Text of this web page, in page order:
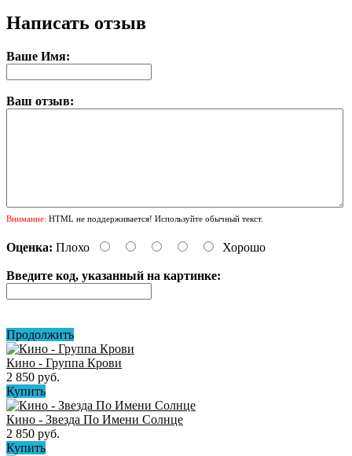
Написать отзыв
Ваше Имя:
Ваш отзыв:
Внимание: HTML не поддерживается! Используйте обычный текст.
Оценка: Плохо Хорошо
Введите код, указанный на картинке:
Продолжить
Кино - Группа Крови
2 850 руб.
Купить
Кино - Звезда По Имени Солнце
2 850 руб.
Купить